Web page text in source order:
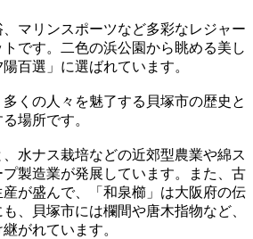
マリンスポーツなど多彩なレジャー
です。二色の浜公園から眺める美し
百選」に選ばれています。
くの人々を魅了する貝塚市の歴史と
場所です。
水ナス栽培などの近郊型農業や綿ス
製造業が発展しています。また、古
産が盛んで、「和泉櫛」は大阪府の伝
、貝塚市には欄間や唐木指物など、
がれています。